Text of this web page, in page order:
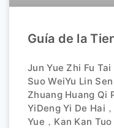
Guía de la
Jun Yue Zhi Fu
Suo WeiYu Lin
Zhuang Huang Qi
YiDeng Yi De Hai
Yue，Kan Kan